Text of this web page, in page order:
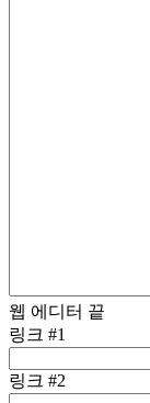
웹 에디터 끝
링크 #1
링크 #2